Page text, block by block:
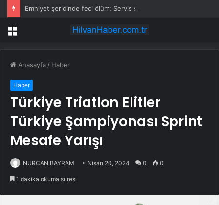
Menü
Anasayfa / Haber
Haber
Türkiye Triatlon Elitler
Türkiye Şampiyonası Sprint
Mesafe Yarışı
NURCAN BAYRAM Nisan 20, 2024 0 0
1 dakika okuma süresi